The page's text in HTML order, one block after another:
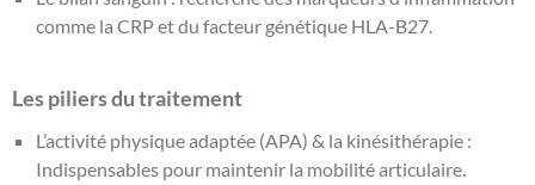
comme la CRP et du facteur génétique HLA-B27.
Les piliers du traitement
L’activité physique adaptée (APA) & la kinésithérapie :
Indispensables pour maintenir la mobilité articulaire.